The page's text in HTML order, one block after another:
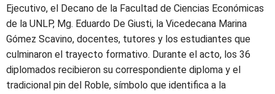
Ejecutivo, el Decano de la Facultad de Ciencias Económicas
de la UNLP, Mg. Eduardo De Giusti, la Vicedecana Marina
Gómez Scavino, docentes, tutores y los estudiantes que
culminaron el trayecto formativo. Durante el acto, los 36
diplomados recibieron su correspondiente diploma y el
tradicional pin del Roble, símbolo que identifica a la